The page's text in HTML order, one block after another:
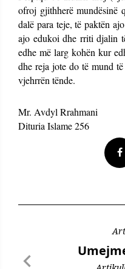
ofroj gjithherë mundësinë
dalë para teje, të paktën
ajo edukoi dhe rriti djalin
edhe më larg kohën kur
dhe reja jote do të mund
vjehrrën tënde.
Mr. Avdyl Rrahmani
Dituria Islame 256